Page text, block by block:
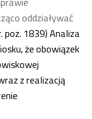
oddziaływać
poz. 1839) Analiza
że obowiązek
z realizacją